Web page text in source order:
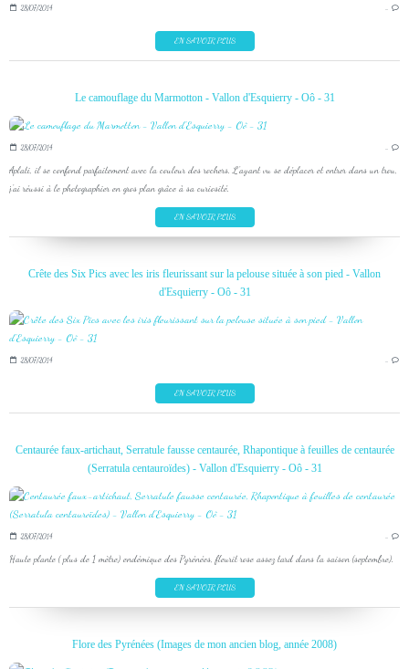
28/07/2014 …
EN SAVOIR PLUS
Le camouflage du Marmotton - Vallon d'Esquierry - Oô - 31
28/07/2014 …
Aplati, il se confond parfaitement avec la couleur des rochers. L'ayant vu se déplacer et entrer dans un trou,
j'ai réussi à le photographier en gros plan grâce à sa curiosité.
EN SAVOIR PLUS
Crête des Six Pics avec les iris fleurissant sur la pelouse située à son pied - Vallon
d'Esquierry - Oô - 31
28/07/2014 …
EN SAVOIR PLUS
Centaurée faux-artichaut, Serratule fausse centaurée, Rhapontique à feuilles de centaurée
(Serratula centauroïdes) - Vallon d'Esquierry - Oô - 31
28/07/2014 …
Haute plante ( plus de 1 mètre) endémique des Pyrénées, fleurit rose assez tard dans la saison (septembre).
EN SAVOIR PLUS
Flore des Pyrénées (Images de mon ancien blog, année 2008)